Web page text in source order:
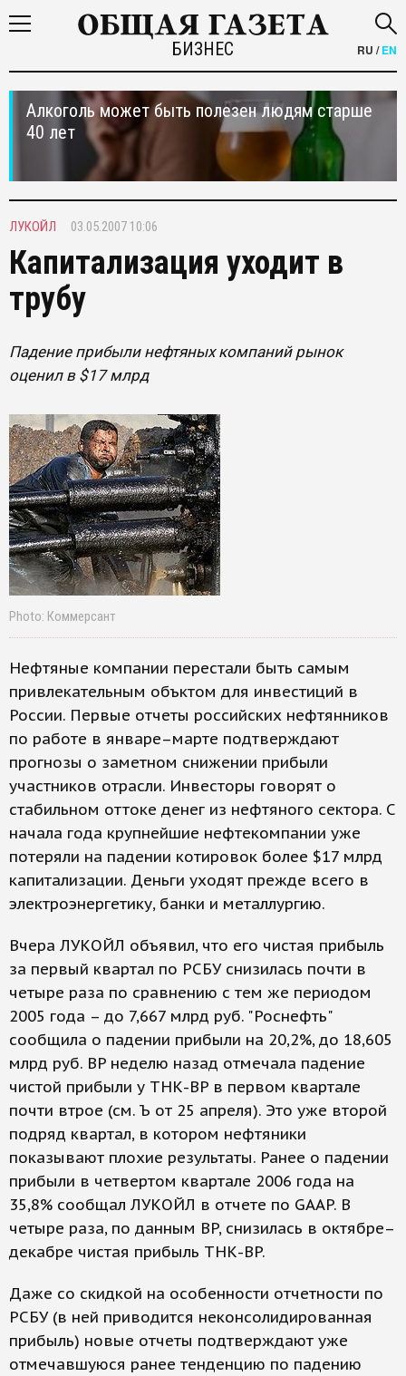
БИЗНЕС RU /EN
Алкоголь может быть полезен людям старше
40 лет
ЛУКОЙЛ 03.05.2007 10:06
Капитализация уходит в
трубу
Падение прибыли нефтяных компаний рынок
оценил в $17 млрд
Photo: Коммерсант
Нефтяные компании перестали быть самым
привлекательным объктом для инвестиций в
России. Первые отчеты российских нефтянников
по работе в январе–марте подтверждают
прогнозы о заметном снижении прибыли
участников отрасли. Инвесторы говорят о
стабильном оттоке денег из нефтяного сектора. С
начала года крупнейшие нефтекомпании уже
потеряли на падении котировок более $17 млрд
капитализации. Деньги уходят прежде всего в
электроэнергетику, банки и металлургию.
Вчера ЛУКОЙЛ объявил, что его чистая прибыль
за первый квартал по РСБУ снизилась почти в
четыре раза по сравнению с тем же периодом
2005 года – до 7,667 млрд руб. "Роснефть"
сообщила о падении прибыли на 20,2%, до 18,605
млрд руб. BP неделю назад отмечала падение
чистой прибыли у ТНК-BP в первом квартале
почти втрое (см. Ъ от 25 апреля). Это уже второй
подряд квартал, в котором нефтяники
показывают плохие результаты. Ранее о падении
прибыли в четвертом квартале 2006 года на
35,8% сообщал ЛУКОЙЛ в отчете по GAAP. В
четыре раза, по данным BP, снизилась в октябре–
декабре чистая прибыль ТНК-BP.
Даже со скидкой на особенности отчетности по
РСБУ (в ней приводится неконсолидированная
прибыль) новые отчеты подтверждают уже
отмечавшуюся ранее тенденцию по падению